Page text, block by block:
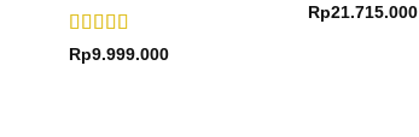
Rated4.75
out of 5
Rp9.999.000
Rp21.715.000